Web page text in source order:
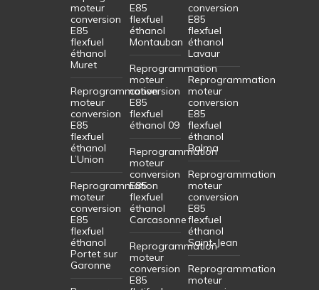
moteur
conversion
E85
flexfuel
éthanol
Muret
Reprogrammation
moteur
conversion
E85
flexfuel
éthanol
L’Union
Reprogrammation
moteur
conversion
E85
flexfuel
éthanol
Portet sur
Garonne
E85
flexfuel
éthanol
Montauban
Reprogrammation
moteur
conversion
E85
flexfuel
éthanol 09
Reprogrammation
moteur
conversion
E85
flexfuel
éthanol
Carcasonne
Reprogrammation
moteur
conversion
E85
conversion
E85
flexfuel
éthanol
Lavaur
Reprogrammation
moteur
conversion
E85
flexfuel
éthanol
Balma
Reprogrammation
moteur
conversion
E85
flexfuel
éthanol
Saint-Jean
Reprogrammation
moteur